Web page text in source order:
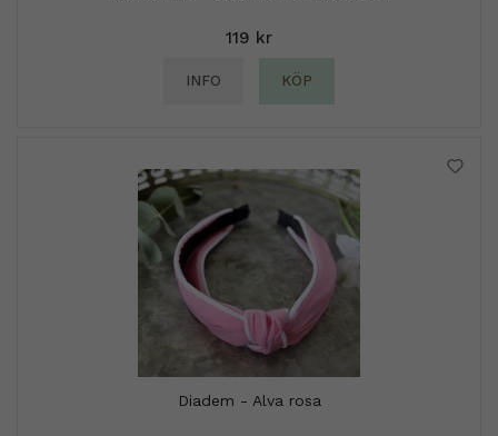
119 kr
INFO KÖP
Diadem - Alva rosa